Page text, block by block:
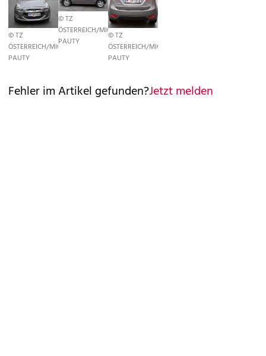
© TZ
ÖSTERREICH/MICHELE
PAUTY
© TZ
ÖSTERREICH/MICHELE
PAUTY
© TZ
ÖSTERREICH/MICHELE
PAUTY
Fehler im Artikel gefunden?Jetzt melden